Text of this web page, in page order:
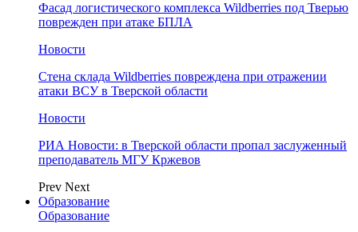
Фасад логистического комплекса Wildberries под Тверью
поврежден при атаке БПЛА
Новости
Стена склада Wildberries повреждена при отражении
атаки ВСУ в Тверской области
Новости
РИА Новости: в Тверской области пропал заслуженный
преподаватель МГУ Кржевов
Prev Next
Образование
Образование